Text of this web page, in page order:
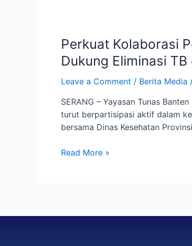
Perkuat Kolaborasi
Dukung Eliminasi
Leave a Comment / Berita Media
SERANG – Yayasan Tunas
turut berpartisipasi aktif dalam
bersama Dinas Kesehatan
Read More »